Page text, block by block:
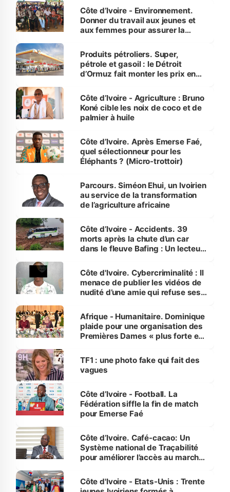
Côte d’Ivoire - Environnement.
Donner du travail aux jeunes et
aux femmes pour assurer la
menacées
Produits pétroliers. Super,
pétrole et gasoil : le Détroit
d’Ormuz fait monter les prix en
Côte d’Ivoire - Agriculture : Bruno
Koné cible les noix de coco et de
palmier à huile
Côte d’Ivoire. Après Emerse Faé,
quel sélectionneur pour les
Éléphants ? (Micro-trottoir)
Parcours. Siméon Ehui, un Ivoirien
au service de la transformation
de l’agriculture africaine
Côte d’Ivoire - Accidents. 39
morts après la chute d’un car
dans le fleuve Bafing : Un lecteur
des Transports
Côte d'Ivoire. Cybercriminalité : Il
menace de publier les vidéos de
nudité d’une amie qui refuse ses
Afrique - Humanitaire. Dominique
plaide pour une organisation des
Premières Dames « plus forte et
sur la scène internationale »
TF1 : une photo fake qui fait des
vagues
Côte d’Ivoire - Football. La
Fédération siffle la fin de match
pour Emerse Faé
Côte d’Ivoire. Café-cacao: Un
Système national de Traçabilité
pour améliorer l’accès au marché
Côte d'Ivoire - Etats-Unis : Trente